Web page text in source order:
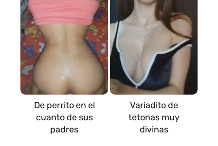
De perrito en el
cuanto de sus
padres
Variadito de
tetonas muy
divinas